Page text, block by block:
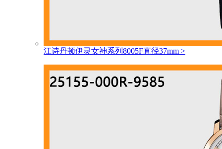
江诗丹顿伊灵女神系列8005F直径37mm >